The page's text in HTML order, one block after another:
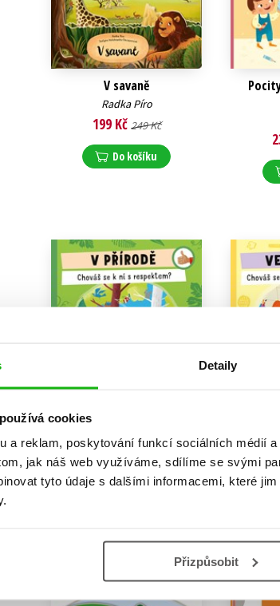
Detaily
cookies
a reklam, poskytování funkcí sociálních médií
jak náš web využíváme, sdílíme se svými
tyto údaje s dalšími informacemi, které
Přizpůsobit
V savaně
Radka Píro
199 Kč 249 Kč
Do košíku
Radka Píro
183 Kč229 Kč